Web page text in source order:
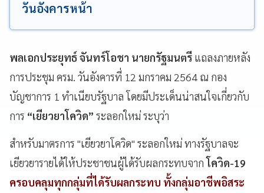
วันอังคารหน้า
พลเอกประยุทธ์ จันทร์โอชา นายกรัฐมนตรี แถลงภายหลัง
การประชุม ครม. วันอังคารที่ 12 มกราคม 2564 ณ กอง
บัญชาการ 1 ทำเนียบรัฐบาล โดยมีประเด็นน่าสนใจเกี่ยวกับ
การ “เยียวยาโควิด” ระลอกใหม่ ระบุว่า
สำหรับมาตรการ "เยียวยาโควิด" ระลอกใหม่ ทางรัฐบาลจะ
เยียวยารายได้ให้ประชาชนผู้ได้รับผลกระทบจากโควิด-19
ครอบคลุมทุกกลุ่มที่ได้รับผลกระทบ ทั้งกลุ่มอาชีพอิสระ